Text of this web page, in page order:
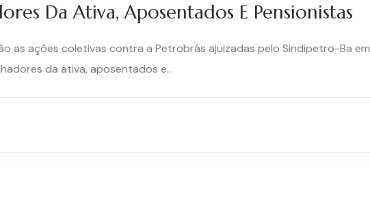
Da Ativa, Aposentados E Pensionistas
as ações coletivas contra a Petrobrás ajuizadas pelo Sindipetro-Ba em
da ativa, aposentados e..